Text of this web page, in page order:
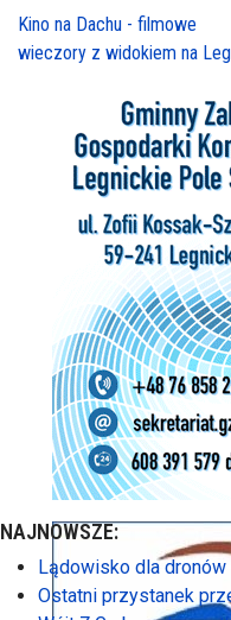
Kino na Dachu - filmowe
wieczory z widokiem na
NAJNOWSZE:
Lądowisko dla dronów
Ostatni przystanek